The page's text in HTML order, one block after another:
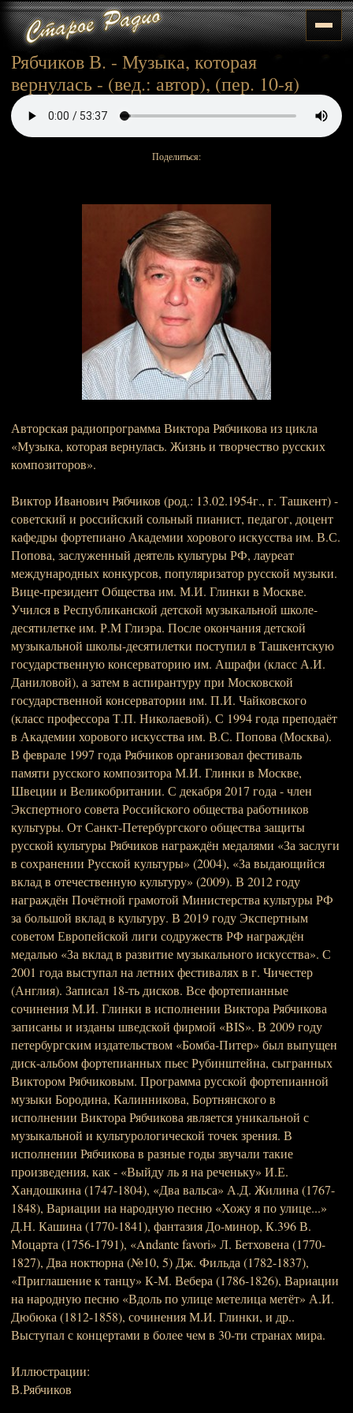
Рябчиков В. - Музыка, которая
вернулась - (вед.: автор), (пер. 10-я)
Поделиться:
Авторская радиопрограмма Виктора Рябчикова из цикла
«Музыка, которая вернулась. Жизнь и творчество русских
композиторов».
Виктор Иванович Рябчиков (род.: 13.02.1954г., г. Ташкент) -
советский и российский сольный пианист, педагог, доцент
кафедры фортепиано Академии хорового искусства им. В.С.
Попова, заслуженный деятель культуры РФ, лауреат
международных конкурсов, популяризатор русской музыки.
Вице-президент Общества им. М.И. Глинки в Москве.
Учился в Республиканской детской музыкальной школе-
десятилетке им. Р.М Глиэра. После окончания детской
музыкальной школы-десятилетки поступил в Ташкентскую
государственную консерваторию им. Ашрафи (класс А.И.
Даниловой), а затем в аспирантуру при Московской
государственной консерватории им. П.И. Чайковского
(класс профессора Т.П. Николаевой). С 1994 года преподаёт
в Академии хорового искусства им. В.С. Попова (Москва).
В феврале 1997 года Рябчиков организовал фестиваль
памяти русского композитора М.И. Глинки в Москве,
Швеции и Великобритании. С декабря 2017 года - член
Экспертного совета Российского общества работников
культуры. От Санкт-Петербургского общества защиты
русской культуры Рябчиков награждён медалями «За заслуги
в сохранении Русской культуры» (2004), «За выдающийся
вклад в отечественную культуру» (2009). В 2012 году
награждён Почётной грамотой Министерства культуры РФ
за большой вклад в культуру. В 2019 году Экспертным
советом Европейской лиги содружеств РФ награждён
медалью «За вклад в развитие музыкального искусства». С
2001 года выступал на летних фестивалях в г. Чичестер
(Англия). Записал 18-ть дисков. Все фортепианные
сочинения М.И. Глинки в исполнении Виктора Рябчикова
записаны и изданы шведской фирмой «BIS». В 2009 году
петербургским издательством «Бомба-Питер» был выпущен
диск-альбом фортепианных пьес Рубинштейна, сыгранных
Виктором Рябчиковым. Программа русской фортепианной
музыки Бородина, Калинникова, Бортнянского в
исполнении Виктора Рябчикова является уникальной с
музыкальной и культурологической точек зрения. В
исполнении Рябчикова в разные годы звучали такие
произведения, как - «Выйду ль я на реченьку» И.Е.
Хандошкина (1747-1804), «Два вальса» А.Д. Жилина (1767-
1848), Вариации на народную песню «Хожу я по улице...»
Д.Н. Кашина (1770-1841), фантазия До-минор, К.396 В.
Моцарта (1756-1791), «Andante favori» Л. Бетховена (1770-
1827), Два ноктюрна (№10, 5) Дж. Фильда (1782-1837),
«Приглашение к танцу» К-М. Вебера (1786-1826), Вариации
на народную песню «Вдоль по улице метелица метёт» А.И.
Дюбюка (1812-1858), сочинения М.И. Глинки, и др..
Выступал с концертами в более чем в 30-ти странах мира.
Иллюстрации:
В.Рябчиков